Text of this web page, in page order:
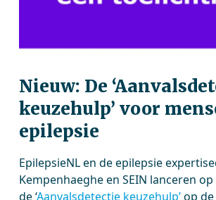
Nieuw: De
keuzehulp’ voor
epilepsie
EpilepsieNL en de epilepsie
Kempenhaeghe en SEIN lanceren
de ‘Aanvalsdetectie keuzehulp’op